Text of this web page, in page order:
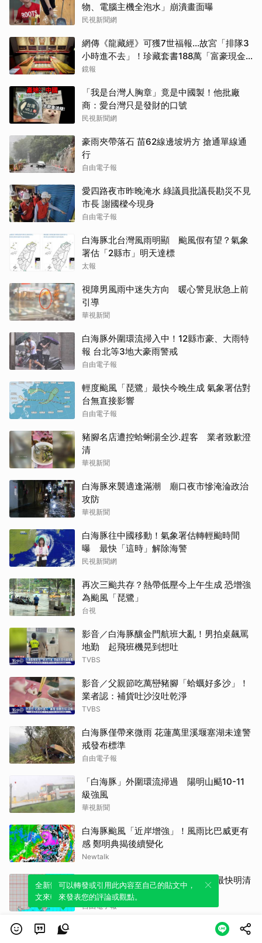
物、電腦主機全泡水」崩潰畫面曝
民視新聞網
網傳《龍藏經》可獲7世福報…故宮「排隊3
小時進不去」！珍藏套書188萬「富豪現金
買走」
鏡報
「我是台灣人胸章」竟是中國製！他批廠
商：愛台灣只是發財的口號
民視新聞網
豪雨夾帶落石 苗62線邊坡坍方 搶通單線通
行
自由電子報
愛四路夜市昨晚淹水 綠議員批議長勘災不見
市長 謝國樑今現身
自由電子報
白海豚北台灣風雨明顯 颱風假有望？氣象
署估「2縣市」明天達標
太報
視障男風雨中迷失方向 暖心警見狀急上前
引導
華視新聞
白海豚外圍環流掃入中！12縣市豪、大雨特
報 台北等3地大豪雨警戒
自由電子報
輕度颱風「琵鷺」最快今晚生成 氣象署估對
台無直接影響
自由電子報
豬腳名店遭控蛤蜊湯全沙.趕客 業者致歉澄
清
華視新聞
白海豚來襲適逢滿潮 廟口夜市慘淹淪政治
攻防
華視新聞
白海豚往中國移動！氣象署估轉輕颱時間
曝 最快「這時」解除海警
民視新聞網
再次三颱共存？熱帶低壓今上午生成 恐增強
為颱風「琵鷺」
台視
影音／白海豚釀金門航班大亂！男拍桌飆罵
地勤 起飛班機晃到想吐
TVBS
影音／父親節吃萬巒豬腳「蛤蠣好多沙」！
業者認：補貨吐沙沒吐乾淨
TVBS
白海豚僅帶來微雨 花蓮萬里溪堰塞湖未達警
戒發布標準
自由電子報
「白海豚」外圍環流掃過 陽明山颳10-11
級強風
華視新聞
白海豚颱風「近岸增強」！風雨比巴威更有
感 鄭明典揭後續變化
Newtalk
白海豚持續減弱！估下半天成輕颱 最快明清
晨解除海警
自由電子報
高雄親子遊樂園區首日爆滿 知名粉專「高雄
全新體驗！一鍵引用此內容，透過發布貼
文來輕鬆表達個人立場。
可以轉發或引用此內容至自己的貼文中，
來發表您的評論或觀點。